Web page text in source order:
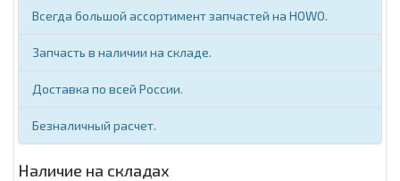
Всегда большой ассортимент запчастей на HOWO.
Запчасть в наличии на складе.
Доставка по всей России.
Безналичный расчет.
Наличие на складах